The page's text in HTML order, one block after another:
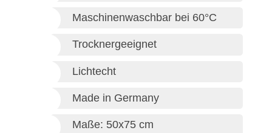
Maschinenwaschbar bei 60°C
Trocknergeeignet
Lichtecht
Made in Germany
Maße: 50x75 cm